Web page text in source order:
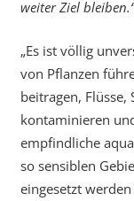
weiter Ziel
„Es ist völlig
von Pflanzen
beitragen, Flüsse,
kontaminieren
empfindliche
so sensiblen
eingesetzt